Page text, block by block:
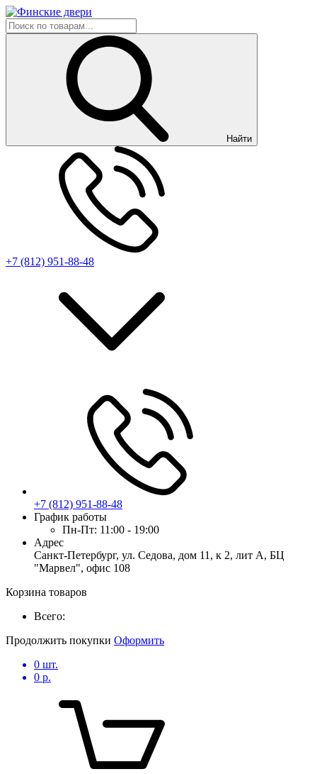
Найти
+7 (812) 951-88-48
+7 (812) 951-88-48
График работы
Пн-Пт: 11:00 - 19:00
Адрес
Санкт-Петербург, ул. Седова, дом 11, к 2, лит А, БЦ
"Марвел", офис 108
Корзина товаров
Всего:
Продолжить покупки Оформить
0 шт.
0 р.